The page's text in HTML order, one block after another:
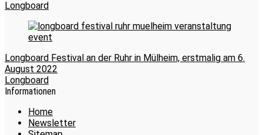
Longboard
Longboard Festival an der Ruhr in Mülheim, erstmalig am 6.
August 2022
Longboard
Informationen
Home
Newsletter